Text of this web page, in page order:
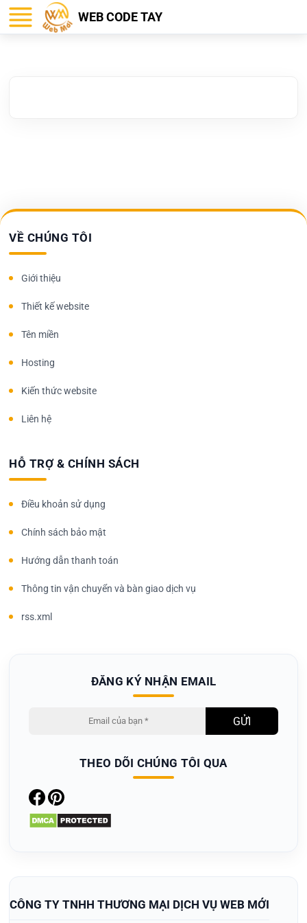
WEB CODE TAY
VỀ CHÚNG TÔI
Giới thiệu
Thiết kế website
Tên miền
Hosting
Kiến thức website
Liên hệ
HỖ TRỢ & CHÍNH SÁCH
Điều khoản sử dụng
Chính sách bảo mật
Hướng dẫn thanh toán
Thông tin vận chuyển và bàn giao dịch vụ
rss.xml
ĐĂNG KÝ NHẬN EMAIL
THEO DÕI CHÚNG TÔI QUA
CÔNG TY TNHH THƯƠNG MẠI DỊCH VỤ WEB MỚI